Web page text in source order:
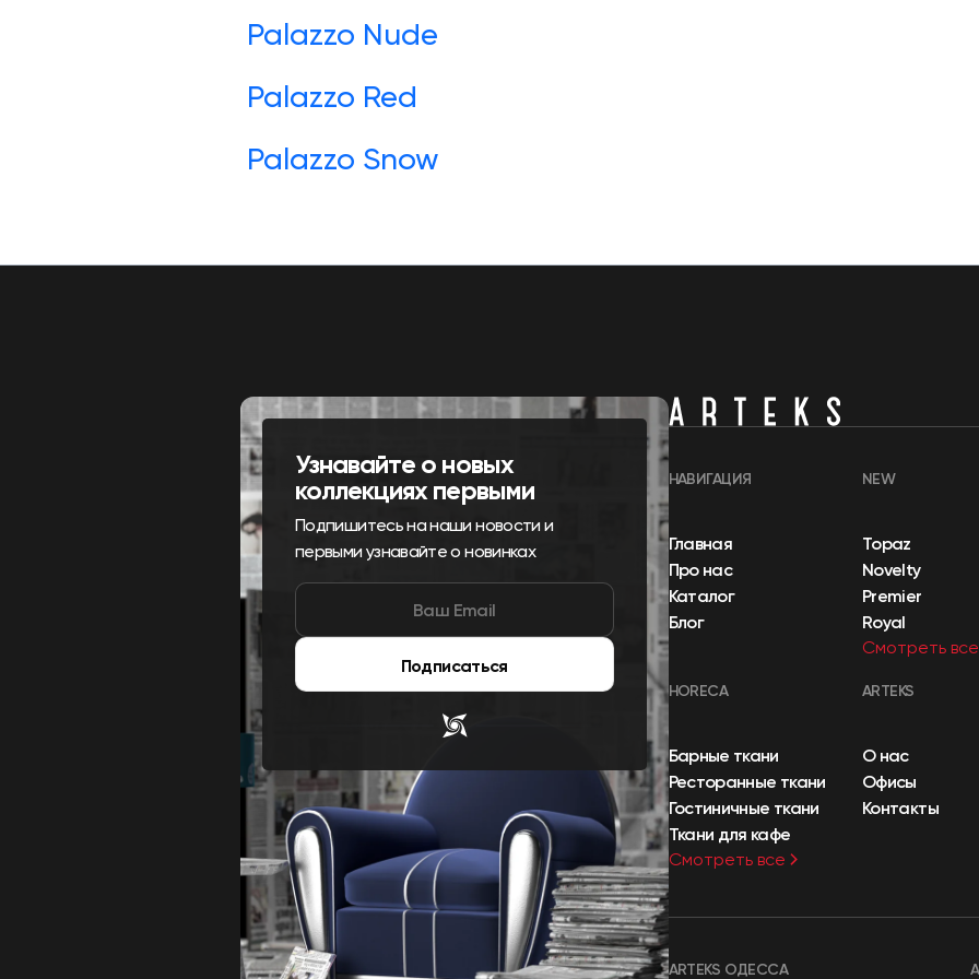
Palazzo Nude
Palazzo Red
Palazzo Snow
Узнавайте о новых
коллекциях первыми
Подпишитесь на наши новости и
первыми узнавайте о новинках
Подписаться
НАВИГАЦИЯ
Главная
Про нас
Каталог
Блог
NEW
Topaz
Novelty
Premier
Royal
Смотреть все
HORECA
Барные ткани
Ресторанные ткани
Гостиничные ткани
Ткани для кафе
Смотреть все
ARTEKS
О нас
Офисы
Контакты
ARTEKS ОДЕССА